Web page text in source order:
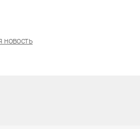
новость